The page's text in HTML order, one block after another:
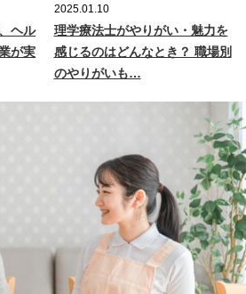
ヘル
が実
2025.01.10
理学療法士がやりがい・魅力を
感じるのはどんなとき？ 職場別
のやりがいも…